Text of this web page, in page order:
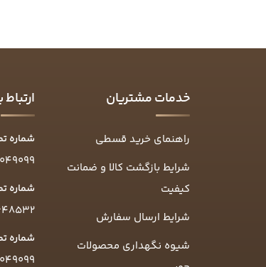
خدمات مشتریان
راهنمای خرید قسطی
شرایط بازگشت کالا و ضمانت
کیفیت
شرایط ارسال سفارش
شیوه نگهداری محصولات
شماره
شماره
شماره